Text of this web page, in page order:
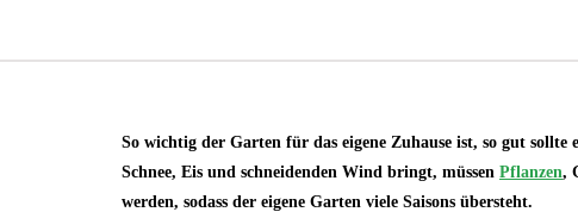
So wichtig der Garten für das eigene Zuhause ist, so gut
Schnee, Eis und schneidenden Wind bringt, müssen Pflanzen,
werden, sodass der eigene Garten viele Saisons übersteht.